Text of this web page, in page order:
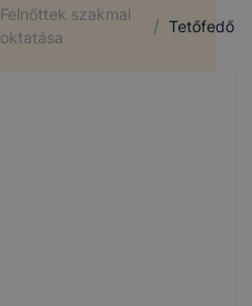
Felnőttek szakmai
oktatása
/ Tetőfedő